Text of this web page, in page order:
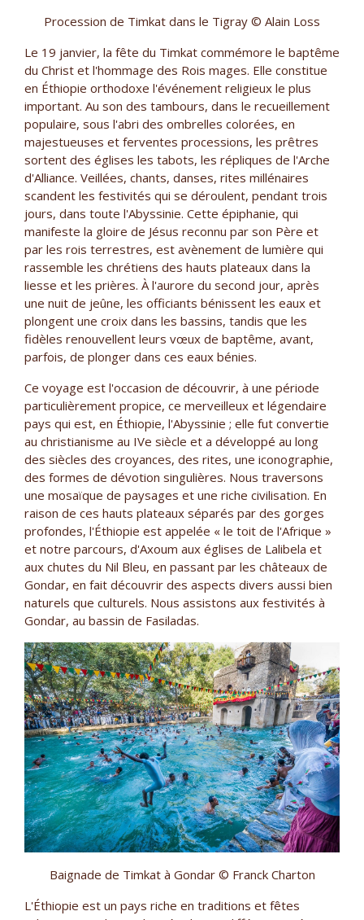
Procession de Timkat dans le Tigray © Alain Loss
Le 19 janvier, la fête du Timkat commémore le baptême
du Christ et l'hommage des Rois mages. Elle constitue
en Éthiopie orthodoxe l'événement religieux le plus
important. Au son des tambours, dans le recueillement
populaire, sous l'abri des ombrelles colorées, en
majestueuses et ferventes processions, les prêtres
sortent des églises les tabots, les répliques de l'Arche
d'Alliance. Veillées, chants, danses, rites millénaires
scandent les festivités qui se déroulent, pendant trois
jours, dans toute l'Abyssinie. Cette épiphanie, qui
manifeste la gloire de Jésus reconnu par son Père et
par les rois terrestres, est avènement de lumière qui
rassemble les chrétiens des hauts plateaux dans la
liesse et les prières. À l'aurore du second jour, après
une nuit de jeûne, les officiants bénissent les eaux et
plongent une croix dans les bassins, tandis que les
fidèles renouvellent leurs vœux de baptême, avant,
parfois, de plonger dans ces eaux bénies.
Ce voyage est l'occasion de découvrir, à une période
particulièrement propice, ce merveilleux et légendaire
pays qui est, en Éthiopie, l'Abyssinie ; elle fut convertie
au christianisme au IVe siècle et a développé au long
des siècles des croyances, des rites, une iconographie,
des formes de dévotion singulières. Nous traversons
une mosaïque de paysages et une riche civilisation. En
raison de ces hauts plateaux séparés par des gorges
profondes, l'Éthiopie est appelée « le toit de l'Afrique »
et notre parcours, d'Axoum aux églises de Lalibela et
aux chutes du Nil Bleu, en passant par les châteaux de
Gondar, en fait découvrir des aspects divers aussi bien
naturels que culturels. Nous assistons aux festivités à
Gondar, au bassin de Fasiladas.
Baignade de Timkat à Gondar © Franck Charton
L'Éthiopie est un pays riche en traditions et fêtes